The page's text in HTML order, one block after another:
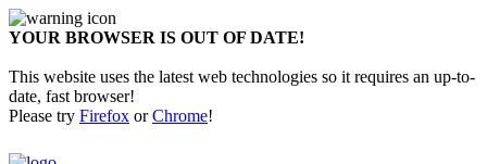
YOUR BROWSER IS OUT OF DATE!
This website uses the latest web technologies so it requires an up-to-
date, fast browser!
Please try Firefox orChrome!